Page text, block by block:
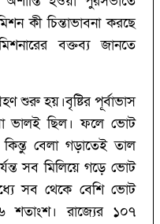
কী চিন্তাভাবনা করছে
বক্তব্য জানতে
শুরু হয়।বৃষ্টির পূর্বাভাস
ভালই ছিল। ফলে ভোট
বেলা গড়াতেই তাল
সব মিলিয়ে গড়ে ভোট
সব থেকে বেশি ভোট
শতাংশ। রাজ্যের ১০৭